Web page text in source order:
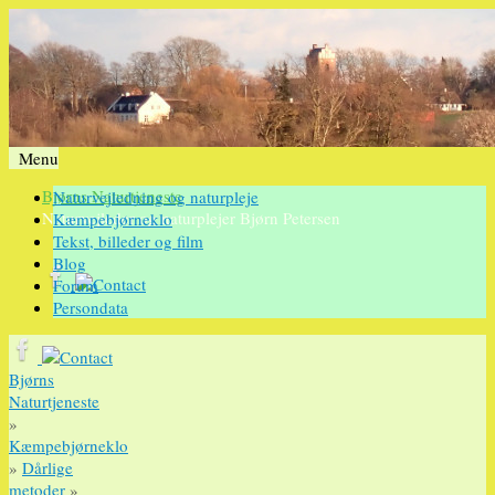
Bjørns Naturtjeneste
Naturvejleder og naturplejer Bjørn Petersen
Menu
Videre
indhold
Naturvejledning og naturpleje
Kæmpebjørneklo
Tekst, billeder og film
Blog
Forum
Persondata
Bjørns
Naturtjeneste
»
Kæmpebjørneklo
» Dårlige
metoder »